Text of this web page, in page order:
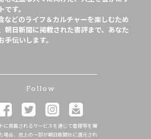
す。
などのライフ＆カルチャーを楽しむため
朝日新聞に掲載された書評まで、あなた
手伝いします。
Follow
に掲載されるサービスを通じて書籍等を購
場合、売上の一部が朝日新聞社に還元され